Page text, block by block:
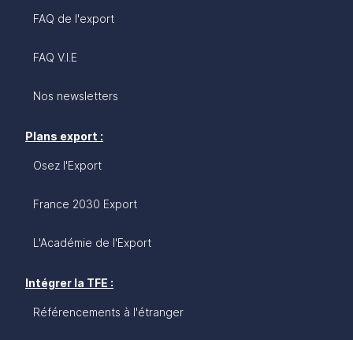
FAQ de l'export
FAQ V.I.E
Nos newsletters
Plans export :
Osez l'Export
France 2030 Export
L'Académie de l'Export
Intégrer la TFE :
Référencements à l'étranger